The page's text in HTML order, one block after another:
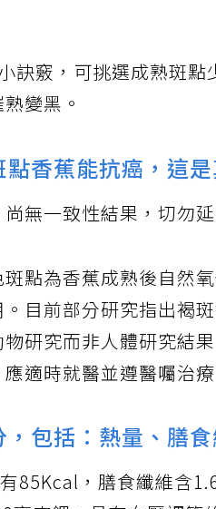
訣竅，可挑選成熟斑
變黑。
香蕉能抗癌，這是
無一致性結果，切勿
點為香蕉成熟後自然
目前部分研究指出褐
研究而非人體研究結
適時就醫並遵醫囑治
，包括：熱量、膳
85Kcal，膳食纖維含